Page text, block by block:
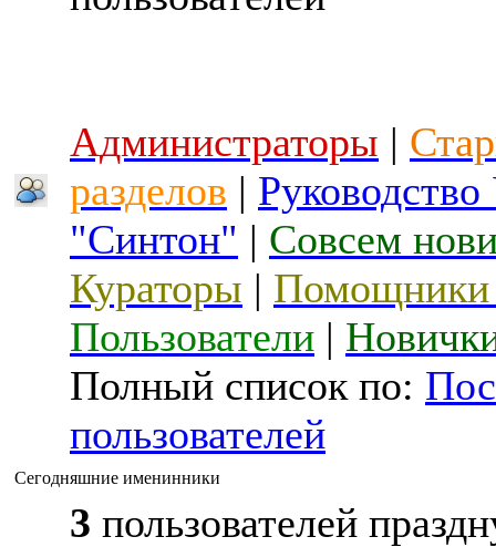
Администраторы |
разделов |
"Синтон" | Совсем
Кураторы | Помощники
Пользователи |
Полный список по:
пользователей
Сегодняшние именинники
3 пользователей